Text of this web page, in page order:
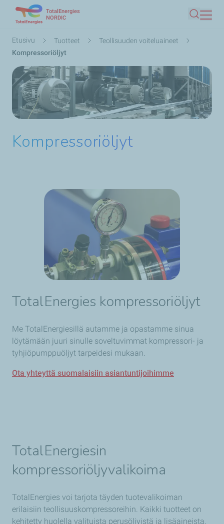
TotalEnergies
NORDIC
Haku
Murupolku
Etusivu Tuotteet
Teollisuuden voiteluaineet
Kompressoriöljyt
Kompressoriöljyt
TotalEnergies kompressoriöljyt
Me TotalEnergiesillä autamme ja opastamme sinua
löytämään juuri sinulle soveltuvimmat kompressori- ja
tyhjiöpumppuöljyt tarpeidesi mukaan.
Ota yhteyttä suomalaisiin asiantuntijoihimme
TotalEnergiesin
kompressoriöljyvalikoima
TotalEnergies voi tarjota täyden tuotevalikoiman
erilaisiin teollisuuskompressoreihin. Kaikki tuotteet on
kehitetty huolella valituista perusöljyistä ja lisäaineista,